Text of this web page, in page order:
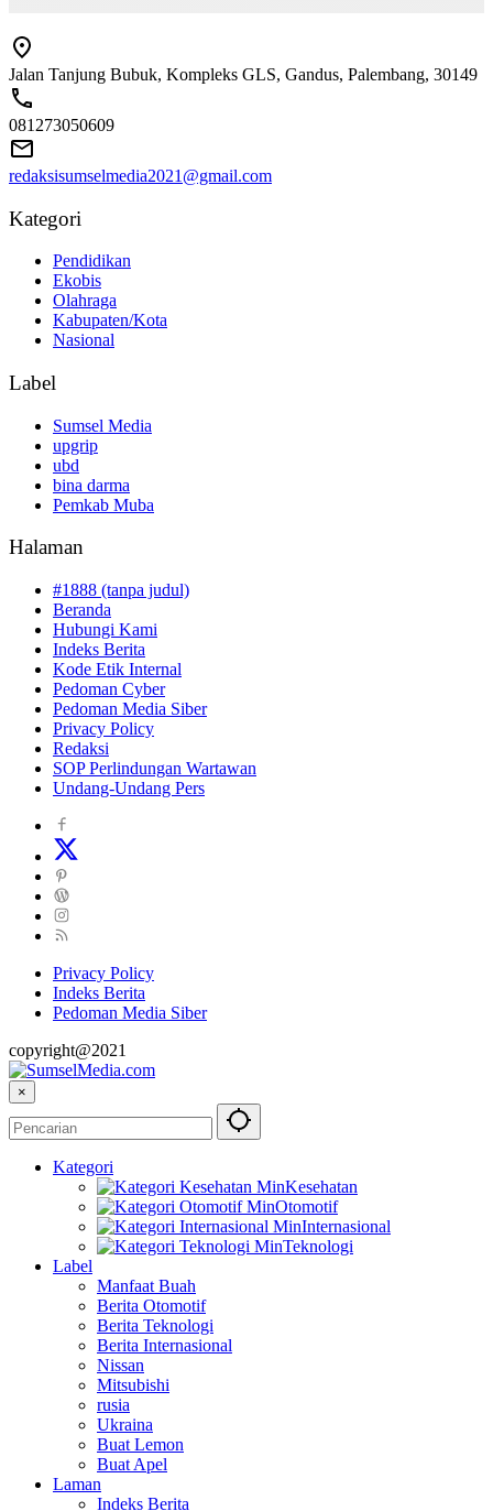
Jalan Tanjung Bubuk, Kompleks GLS, Gandus, Palembang, 30149
081273050609
redaksisumselmedia2021@gmail.com
Kategori
Pendidikan
Ekobis
Olahraga
Kabupaten/Kota
Nasional
Label
Sumsel Media
upgrip
ubd
bina darma
Pemkab Muba
Halaman
#1888 (tanpa judul)
Beranda
Hubungi Kami
Indeks Berita
Kode Etik Internal
Pedoman Cyber
Pedoman Media Siber
Privacy Policy
Redaksi
SOP Perlindungan Wartawan
Undang-Undang Pers
Privacy Policy
Indeks Berita
Pedoman Media Siber
copyright@2021
×
Kategori
Kesehatan
Otomotif
Internasional
Teknologi
Label
Manfaat Buah
Berita Otomotif
Berita Teknologi
Berita Internasional
Nissan
Mitsubishi
rusia
Ukraina
Buat Lemon
Buat Apel
Laman
Indeks Berita